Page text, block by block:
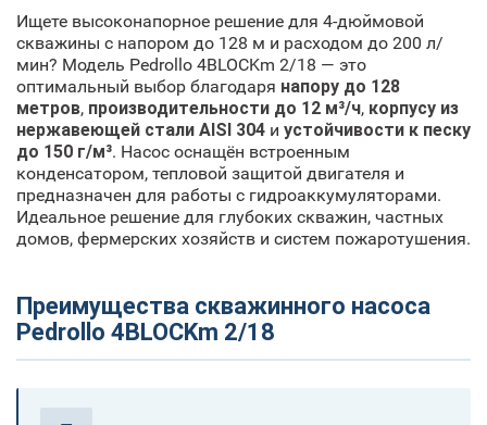
Ищете высоконапорное решение для 4-дюймовой
скважины с напором до 128 м и расходом до 200 л/
мин? Модель Pedrollo 4BLOCKm 2/18 — это
оптимальный выбор благодаря напору до 128
метров, производительности до 12 м³/ч, корпусу из
нержавеющей стали AISI 304 и устойчивости к песку
до 150 г/м³. Насос оснащён встроенным
конденсатором, тепловой защитой двигателя и
предназначен для работы с гидроаккумуляторами.
Идеальное решение для глубоких скважин, частных
домов, фермерских хозяйств и систем пожаротушения.
Преимущества скважинного насоса
Pedrollo 4BLOCKm 2/18